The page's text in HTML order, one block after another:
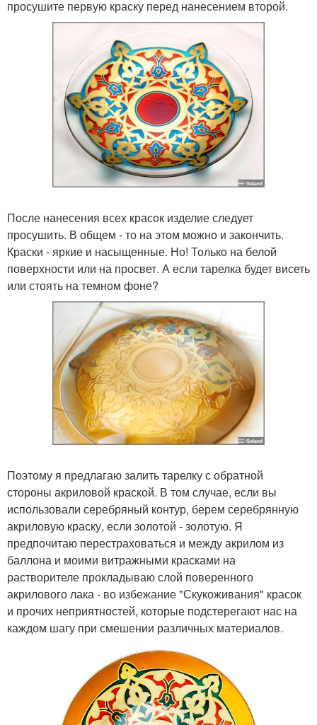
просушите первую краску перед нанесением второй.
После нанесения всех красок изделие следует
просушить. В общем - то на этом можно и закончить.
Краски - яркие и насыщенные. Но! Только на белой
поверхности или на просвет. А если тарелка будет висеть
или стоять на темном фоне?
Поэтому я предлагаю залить тарелку с обратной
стороны акриловой краской. В том случае, если вы
использовали серебряный контур, берем серебрянную
акриловую краску, если золотой - золотую. Я
предпочитаю перестраховаться и между акрилом из
баллона и моими витражными красками на
растворителе прокладываю слой поверенного
акрилового лака - во избежание "Скукоживания" красок
и прочих неприятностей, которые подстерегают нас на
каждом шагу при смешении различных материалов.